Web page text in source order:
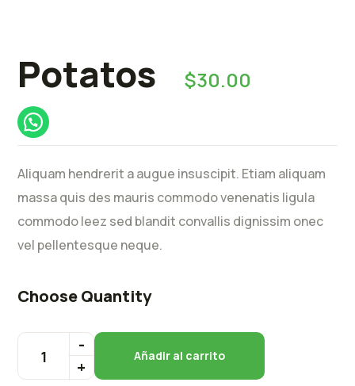
Potatos $30.00
Aliquam hendrerit a augue insuscipit. Etiam aliquam
massa quis des mauris commodo venenatis ligula
commodo leez sed blandit convallis dignissim onec
vel pellentesque neque.
Choose Quantity
Añadir al carrito